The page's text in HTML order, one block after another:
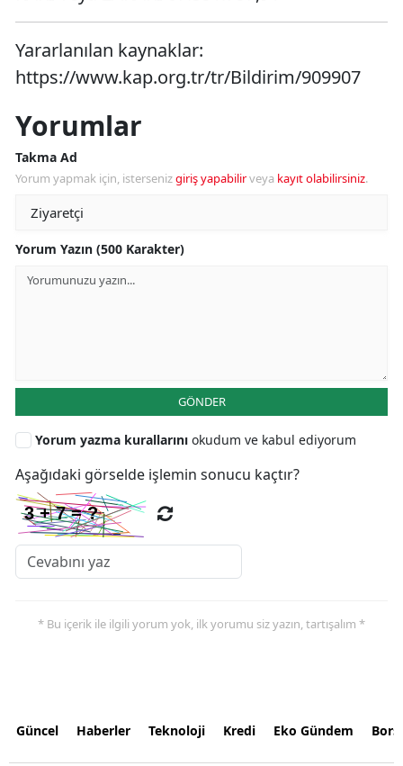
Yararlanılan kaynaklar:
https://www.kap.org.tr/tr/Bildirim/909907
Yorumlar
Takma Ad
Yorum yapmak için, istersenizgiriş yapabilirveya kayıt olabilirsiniz.
Yorum Yazın (500 Karakter)
GÖNDER
Yorum yazma kurallarını okudum ve kabul ediyorum
Aşağıdaki görselde işlemin sonucu kaçtır?
* Bu içerik ile ilgili yorum yok, ilk yorumu siz yazın, tartışalım *
Güncel Haberler Teknoloji Kredi Eko Gündem